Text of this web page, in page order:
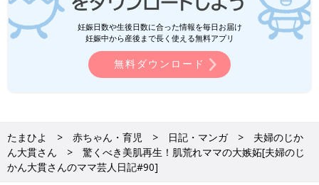
妊娠日数や生後日数に合った情報を毎日お届け
妊娠中から産後まで長く使える無料アプリ
無料ダウンロード
たまひよ 赤ちゃん・育児 日記・マンガ
夫婦のじか
ん大貫さん
驚くべき美肌再生！肌荒れママの大嫉妬[夫婦のじ
かん大貫さんのママ芸人日記#90]